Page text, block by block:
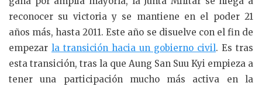
reconocer su victoria y se mantiene en el poder 21
años más, hasta 2011. Este año se disuelve con el fin de
empezar la transición hacia un gobierno civil. Es tras
esta transición, tras la que Aung San Suu Kyi empieza a
tener una participación mucho más activa en la